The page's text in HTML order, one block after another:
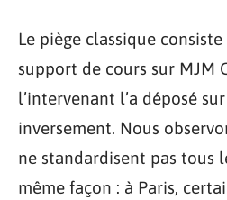
Le piège classique
support de cours sur MJM
l’intervenant l’a déposé
inversement. Nous
ne standardisent pas tous
même façon : à Paris,